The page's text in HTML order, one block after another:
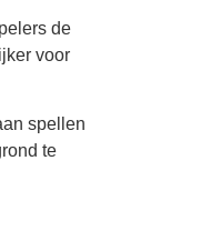
de
voor
spellen
te